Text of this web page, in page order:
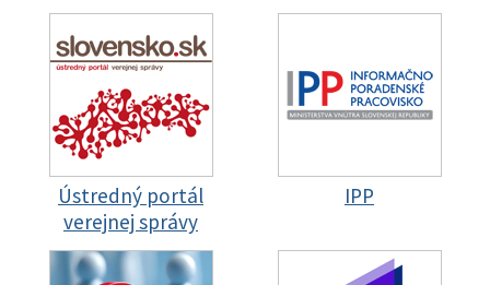
Ústredný portál
verejnej správy
IPP